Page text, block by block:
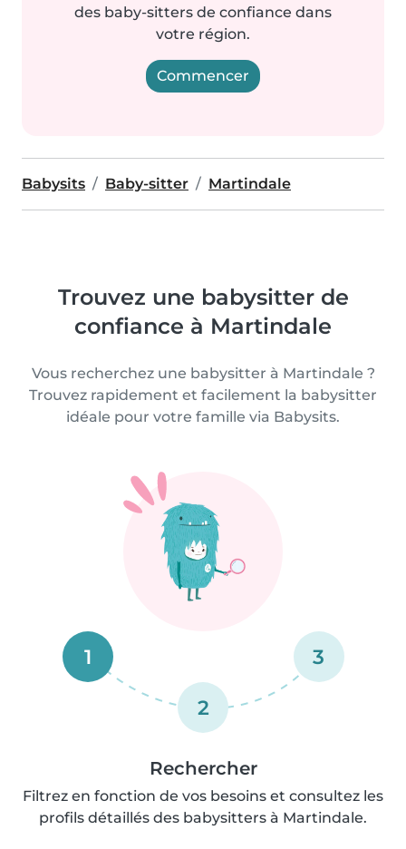
des baby-sitters de confiance dans
votre région.
Commencer
Babysits Baby-sitter Martindale
Trouvez une babysitter de
confiance à Martindale
Vous recherchez une babysitter à Martindale ?
Trouvez rapidement et facilement la babysitter
idéale pour votre famille via Babysits.
1
2
3
Rechercher
Filtrez en fonction de vos besoins et consultez les
profils détaillés des babysitters à Martindale.